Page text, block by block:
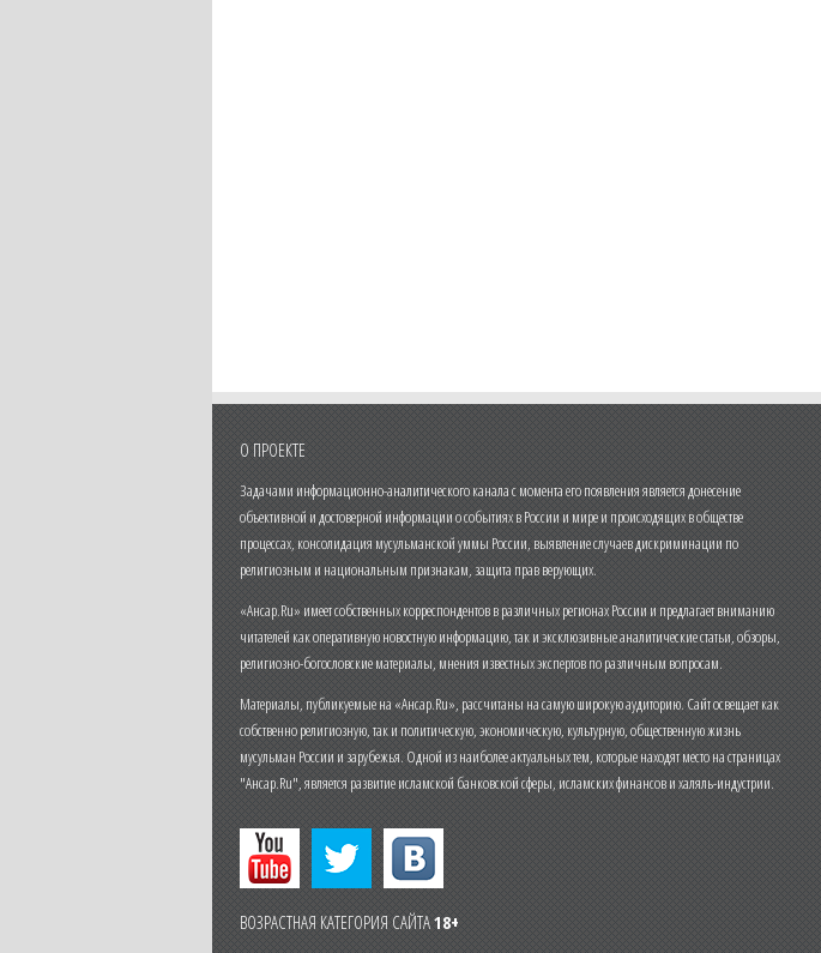
О ПРОЕКТЕ
Задачами информационно-аналитического канала с момента его появления является донесение
объективной и достоверной информации о событиях в России и мире и происходящих в обществе
процессах, консолидация мусульманской уммы России, выявление случаев дискриминации по
религиозным и национальным признакам, защита прав верующих.
«Ансар.Ru» имеет собственных корреспондентов в различных регионах России и предлагает вниманию
читателей как оперативную новостную информацию, так и эксклюзивные аналитические статьи, обзоры,
религиозно-богословские материалы, мнения известных экспертов по различным вопросам.
Материалы, публикуемые на «Ансар.Ru», рассчитаны на самую широкую аудиторию. Сайт освещает как
собственно религиозную, так и политическую, экономическую, культурную, общественную жизнь
мусульман России и зарубежья. Одной из наиболее актуальных тем, которые находят место на страницах
"Ансар.Ru", является развитие исламской банковской сферы, исламских финансов и халяль-индустрии.
ВОЗРАСТНАЯ КАТЕГОРИЯ САЙТА18+